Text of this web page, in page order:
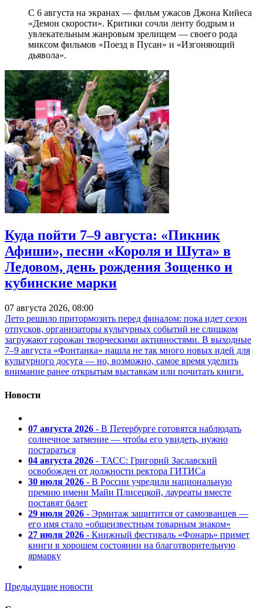
С 6 августа на экранах — фильм ужасов Джона Кийеса
«Демон скорости». Критики сочли ленту бодрым и
увлекательным жанровым зрелищeм — своего рода
миксом фильмов «Поезд в Пусан» и «Изгоняющий
дьявола».
Куда пойти 7–9 августа: «Пикник
Афиши», песни «Короля и Шута» в
Ледовом, день рождения Зощенко и
кубинские марки
07 августа 2026, 08:00
Лето решило притормозить перед финалом: пока идет сезон
отпусков, организаторы культурных событий не слишком
загружают горожан творческими активностями. В выходные
7–9 августа «Фонтанка» нашла не так много новых идей для
культурного досуга — но, возможно, самое время уделить
внимание ранее открытым выставкам или почитать книги.
Новости
07 августа 2026 - В Петербурге готовятся наблюдать
солнечное затмение — чтобы его увидеть, нужно
постараться
04 августа 2026 - ТАСС: Григорий Заславский
освобожден от должности ректора ГИТИСа
30 июля 2026 - В России учредили национальную
премию имени Майи Плисецкой, лауреаты вместе
поставят балет
29 июля 2026 - Эрмитаж защитится от самозванцев —
его имя стало «общеизвестным товарным знаком»
27 июля 2026 - Книжный фестиваль «Фонарь» примет
книги в хорошем состоянии на благотворительную
ярмарку
Предыдущие новости